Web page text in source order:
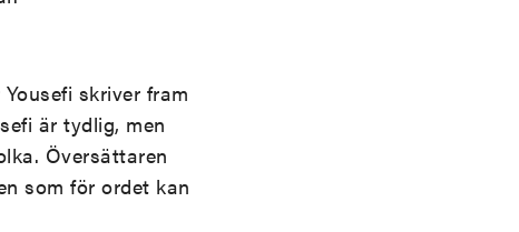
skriver fram
är tydlig, men
Översättaren
som för ordet kan